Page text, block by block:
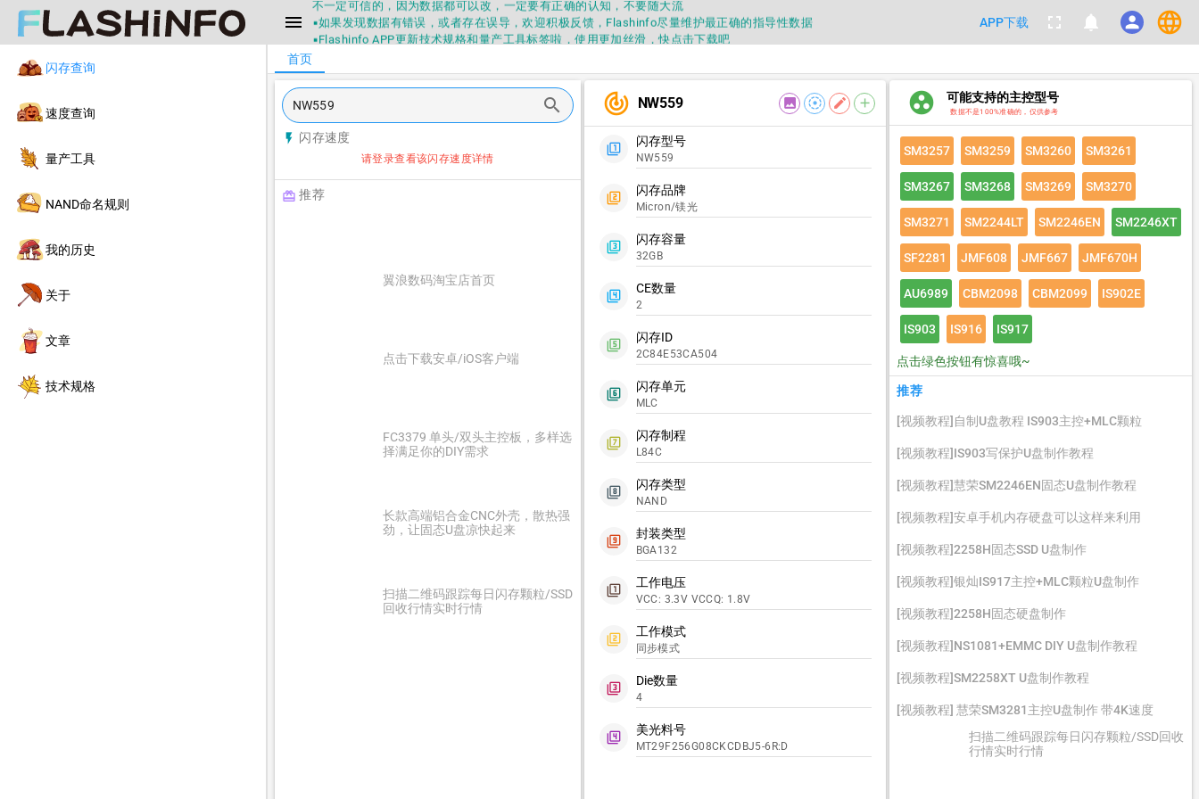
menu
不一定可信的，因为数据都可以改，一定要有正确的认知，不要随大流
▪如果发现数据有错误，或者存在误导，欢迎积极反馈，Flashinfo尽量维护最正确的指导性数据
▪Flashinfo APP更新技术规格和量产工具标签啦，使用更加丝滑，快点击下载吧
▪兄弟们没事不要乱下载量产工具，过分了下载服务会暂停一段时间才能恢复
▪Flashinfo提供的所有数据仅供参考，DIY本来就有不确定性，任何第三方工具提供的数据都不要100%相信，包括量产工具都
不一定可信的，因为数据都可以改，一定要有正确的认知，不要随大流
▪如果发现数据有错误，或者存在误导，欢迎积极反馈，Flashinfo尽量维护最正确的指导性数据
▪Flashinfo APP更新技术规格和量产工具标签啦，使用更加丝滑，快点击下载吧
APP下载 fullscreen notifications person language
闪存查询
速度查询
量产工具
NAND命名规则
我的历史
关于
文章
技术规格
search
flash_on 闪存速度
请登录查看该闪存速度详情
redeem 推荐
翼浪数码淘宝店首页
点击下载安卓/iOS客户端
FC3379 单头/双头主控板，多样选
择满足你的DIY需求
长款高端铝合金CNC外壳，散热强
劲，让固态U盘凉快起来
扫描二维码跟踪每日闪存颗粒/SSD
回收行情实时行情
track_changes NW559 image filter_tilt_shift edit add
filter_1
闪存型号
NW559
filter_2
闪存品牌
Micron/镁光
filter_3
闪存容量
32GB
filter_4
CE数量
2
filter_5
闪存ID
2C84E53CA504
filter_6
闪存单元
MLC
filter_7
闪存制程
L84C
filter_8
闪存类型
NAND
filter_9
封装类型
BGA132
filter_1
工作电压
VCC: 3.3V VCCQ: 1.8V
filter_2
工作模式
同步模式
filter_3
Die数量
4
filter_4
美光料号
MT29F256G08CKCDBJ5-6R:D
group_work 可能支持的主控型号
数据不是100%准确的，仅供参考
SM3257 SM3259 SM3260 SM3261
SM3267 SM3268 SM3269 SM3270
SM3271 SM2244LT SM2246EN SM2246XT
SF2281 JMF608 JMF667 JMF670H
AU6989 CBM2098 CBM2099 IS902E
IS903 IS916 IS917
点击绿色按钮有惊喜哦~
推荐
[视频教程]自制U盘教程 IS903主控+MLC颗粒
[视频教程]IS903写保护U盘制作教程
[视频教程]慧荣SM2246EN固态U盘制作教程
[视频教程]安卓手机内存硬盘可以这样来利用
[视频教程]2258H固态SSD U盘制作
[视频教程]银灿IS917主控+MLC颗粒U盘制作
[视频教程]2258H固态硬盘制作
[视频教程]NS1081+EMMC DIY U盘制作教程
[视频教程]SM2258XT U盘制作教程
[视频教程] 慧荣SM3281主控U盘制作 带4K速度
扫描二维码跟踪每日闪存颗粒/SSD回收
行情实时行情
首页